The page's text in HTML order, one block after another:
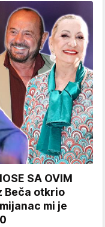
SA OVIM
Beča otkrio
mi je